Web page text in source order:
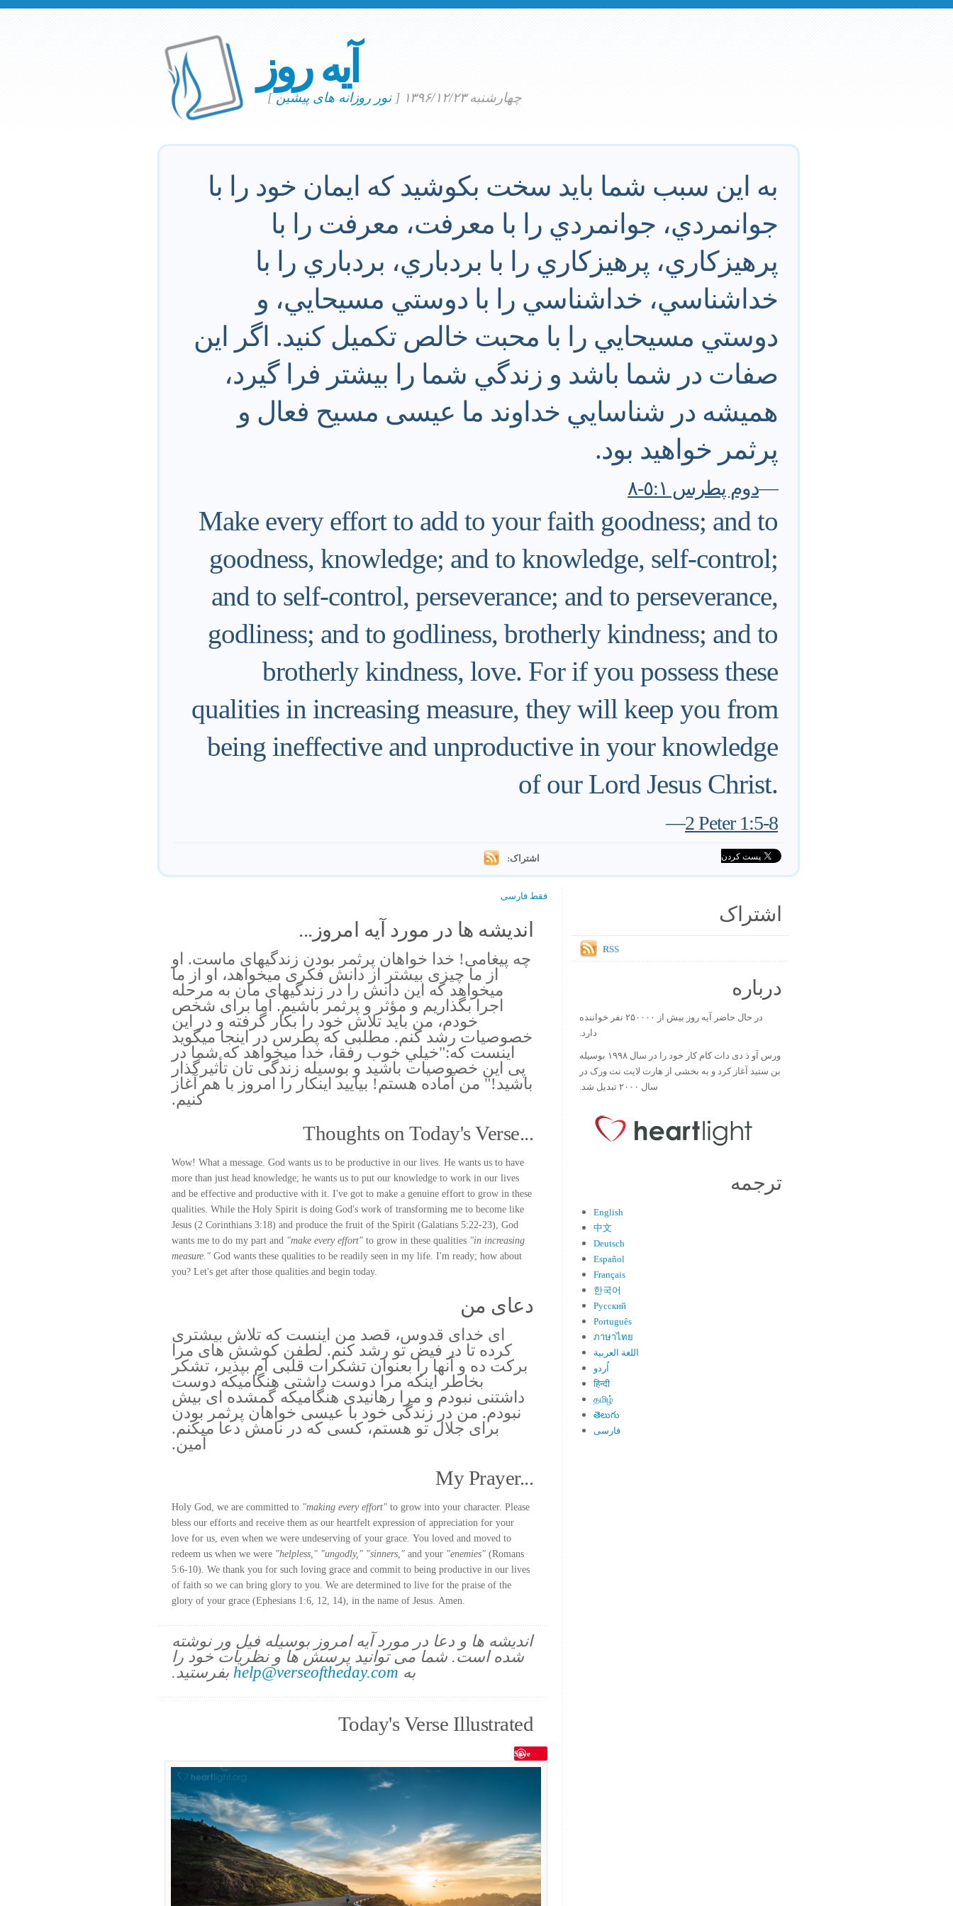
آیه روز
چهارشنبه ۱۳۹۶/۱۲/۲۳ [نور روزانه های پیشین]
به اين سبب شما بايد سخت بكوشيد كه ايمان خود را با
جوانمردي، جوانمردي را با معرفت، معرفت را با
پرهيزكاري، پرهيزكاري را با بردباري، بردباري را با
خداشناسي، خداشناسي را با دوستي مسيحايي، و
دوستي مسيحايي را با محبت خالص تكميل كنيد. اگر اين
صفات در شما باشد و زندگي شما را بيشتر فرا گيرد،
هميشه در شناسايي خداوند ما عيسى مسيح فعال و
پرثمر خواهيد بود.
—دوم پطرس ٥:١-٨
Make every effort to add to your faith goodness; and to
goodness, knowledge; and to knowledge, self-control;
and to self-control, perseverance; and to perseverance,
godliness; and to godliness, brotherly kindness; and to
brotherly kindness, love. For if you possess these
qualities in increasing measure, they will keep you from
being ineffective and unproductive in your knowledge
of our Lord Jesus Christ.
—2 Peter 1:5-8
اشتراک:
فقط فارسی
اندیشه ها در مورد آیه امروز...
چه پيغامى! خدا خواهان پرثمر بودن زندگيهاى ماست. او
از ما چيزى بيشتر از دانش فكرى ميخواهد، او از ما
ميخواهد كه اين دانش را در زندگيهاى مان به مرحله
اجرا بگذاريم و مؤثر و پرثمر باشيم. اما براى شخص
خودم، من بايد تلاش خود را بكار گرفته و در اين
خصوصيات رشد كنم. مطلبى كه پطرس در اينجا ميگويد
اينست كه:"خيلي خوب رفقا، خدا ميخواهد كه شما در
پى اين خصوصيات باشيد و بوسيله زندگى تان تأثيرگذار
باشيد!" من آماده هستم! بياييد اينكار را امروز با هم آغاز
كنيم.
Thoughts on Today's Verse...
Wow! What a message. God wants us to be productive in our lives. He wants us to have
more than just head knowledge; he wants us to put our knowledge to work in our lives
and be effective and productive with it. I've got to make a genuine effort to grow in these
qualities. While the Holy Spirit is doing God's work of transforming me to become like
Jesus (2 Corinthians 3:18) and produce the fruit of the Spirit (Galatians 5:22-23), God
wants me to do my part and "make every effort" to grow in these qualities "in increasing
measure." God wants these qualities to be readily seen in my life. I'm ready; how about
you? Let's get after those qualities and begin today.
دعای من
اى خداى قدوس، قصد من اينست كه تلاش بيشترى
كرده تا در فيض تو رشد كنم. لطفن كوشش هاى مرا
بركت ده و آنها را بعنوان تشكرات قلبى ام بپذير، تشكر
بخاطر اينكه مرا دوست داشتى هنگاميكه دوست
داشتنى نبودم و مرا رهانيدى هنگاميكه گمشده اى بيش
نبودم. من در زندگى خود با عيسى خواهان پرثمر بودن
براى جلال تو هستم، كسى كه در نامش دعا ميكنم.
آمين.
My Prayer...
Holy God, we are committed to "making every effort" to grow into your character. Please
bless our efforts and receive them as our heartfelt expression of appreciation for your
love for us, even when we were undeserving of your grace. You loved and moved to
redeem us when we were "helpless," "ungodly," "sinners," and your "enemies" (Romans
5:6-10). We thank you for such loving grace and commit to being productive in our lives
of faith so we can bring glory to you. We are determined to live for the praise of the
glory of your grace (Ephesians 1:6, 12, 14), in the name of Jesus. Amen.
اندیشه ها و دعا در مورد آیه امروز بوسیله فیل ور نوشته
شده است. شما می توانید پرسش ها و نظریات خود را
بهhelp@verseoftheday.com بفرستید.
Today's Verse Illustrated
Save
اشتراک
RSS
درباره
در حال حاضر آیه روز بیش از ۲۵۰۰۰۰ نفر خواننده
دارد.
ورس آو ذ دی دات کام کار خود را در سال ۱۹۹۸ بوسیله
بن ستید آغاز کرد و به بخشی از هارت لایت نت ورک در
سال ۲۰۰۰ تبدیل شد.
ترجمه
English
中文
Deutsch
Español
Français
한국어
Русский
Português
ภาษาไทย
اللغة العربية
اُردو
हिन्दी
தமிழ்
తెలుగు
فارسی